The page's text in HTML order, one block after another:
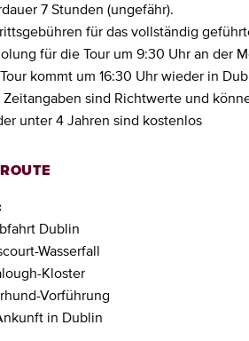
7 Stunden (ungefähr).
für das vollständig
für die Tour um 9:30 Uhr an der
kommt um 16:30 Uhr wieder in
sind Richtwerte und
unter 4 Jahren sind kostenlos
Dublin
Wasserfall
Kloster
Vorführung
in Dublin